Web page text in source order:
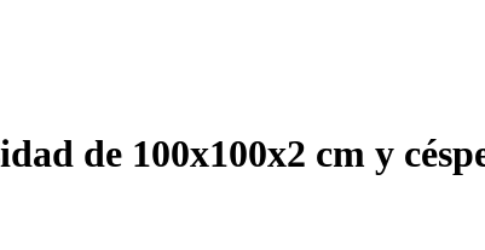
de 100x100x2 cm y